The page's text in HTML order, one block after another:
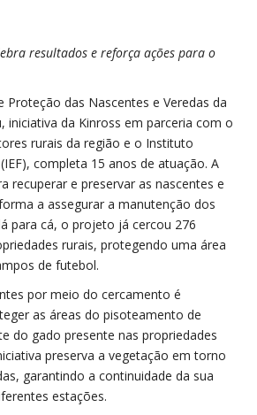
resultados e reforça ações para o
Proteção das Nascentes e Veredas da
iniciativa da Kinross em parceria com o
rurais da região e o Instituto
completa 15 anos de atuação. A
recuperar e preservar as nascentes e
a assegurar a manutenção dos
para cá, o projeto já cercou 276
rurais, protegendo uma área
de futebol.
por meio do cercamento é
as áreas do pisoteamento de
do gado presente nas propriedades
preserva a vegetação em torno
garantindo a continuidade da sua
estações.